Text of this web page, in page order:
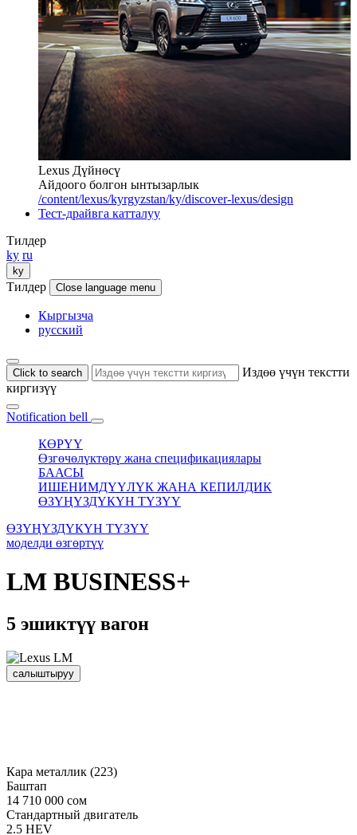
Lexus Дүйнөсү
Айдоого болгон ынтызарлык
/content/lexus/kyrgyzstan/ky/discover-lexus/design
Тест-драйвга катталуу
Тилдер
ky ru
ky
Тилдер Close language menu
Кыргызча
русский
Click to search
Издөө үчүн текстти
киргизүү
Notification bell
КӨРҮҮ
Өзгөчөлүктөрү жана спецификациялары
БААСЫ
ИШЕНИМДҮҮЛҮК ЖАНА КЕПИЛДИК
ӨЗҮҢҮЗДҮКҮН ТҮЗҮҮ
ӨЗҮҢҮЗДҮКҮН ТҮЗҮҮ
моделди өзгөртүү
LM BUSINESS+
5 эшиктүү вагон
салыштыруу
Кара металлик (223)
Баштап
14 710 000 сом
Стандартный двигатель
2.5 HEV